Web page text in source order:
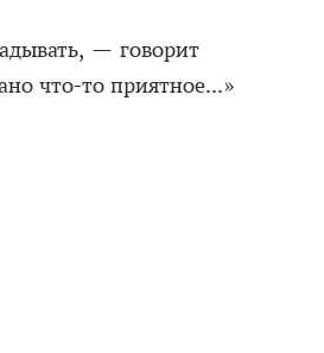
— говорит
что-то приятное...»